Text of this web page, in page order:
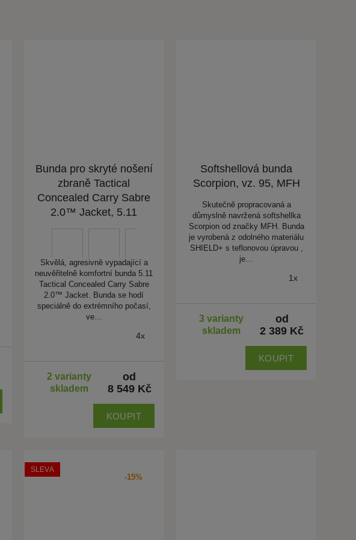
Bunda pro skryté nošení
zbraně Tactical
Concealed Carry Sabre
2.0™ Jacket, 5.11
Skvělá, agresivně vypadající a
neuvěřitelně komfortní bunda 5.11
Tactical Concealed Carry Sabre
2.0™ Jacket. Bunda se hodí
speciálně do extrémního počasí,
ve…
4x
2 varianty
skladem
od
8 549 Kč
KOUPIT
Softshellová bunda
Scorpion, vz. 95, MFH
Skutečně propracovaná a
důmyslně navržená softshellka
Scorpion od značky MFH. Bunda
je vyrobená z odolného materiálu
SHIELD+ s teflonovou úpravou ,
je…
1x
3 varianty
skladem
od
2 389 Kč
KOUPIT
-15%
SLEVA